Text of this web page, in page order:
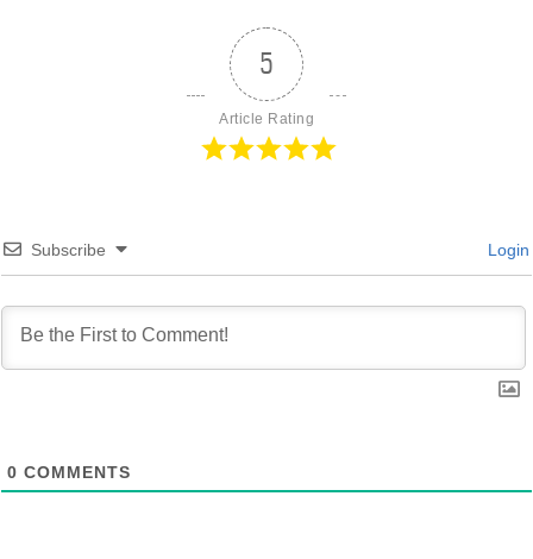
5
Article Rating
Subscribe Login
0 COMMENTS